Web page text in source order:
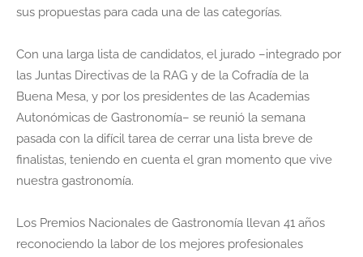
sus propuestas para cada una de las categorías.
Con una larga lista de candidatos, el jurado –integrado por
las Juntas Directivas de la RAG y de la Cofradía de la
Buena Mesa, y por los presidentes de las Academias
Autonómicas de Gastronomía– se reunió la semana
pasada con la difícil tarea de cerrar una lista breve de
finalistas, teniendo en cuenta el gran momento que vive
nuestra gastronomía.
Los Premios Nacionales de Gastronomía llevan 41 años
reconociendo la labor de los mejores profesionales